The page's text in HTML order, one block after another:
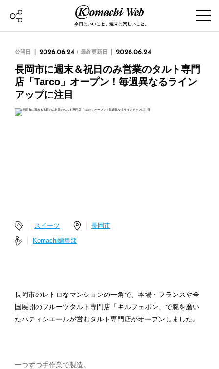
今日にいいこと。週末に楽しいこと。
公開日 2026.06.24 最終更新日 2026.06.24
長岡市に週末＆祝日のみ営業のタルト専門
店「Tarco」オープン！毎週異なるライン
アップに注目
スイーツ
長岡市
Komachi編集部
長岡市のレトロなマンションの一角で、本場・フランスや全
国展開のフルーツタルト専門店「キルフェボン」で腕を磨い
たパティシエールが営むタルト専門店がオープンしました。
一つずつ手作業で製造。